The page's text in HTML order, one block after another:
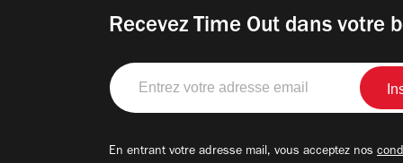
Recevez Time Out dans votre
Entrez
votre
adresse
En entrant votre adresse mail, vous acceptez nos